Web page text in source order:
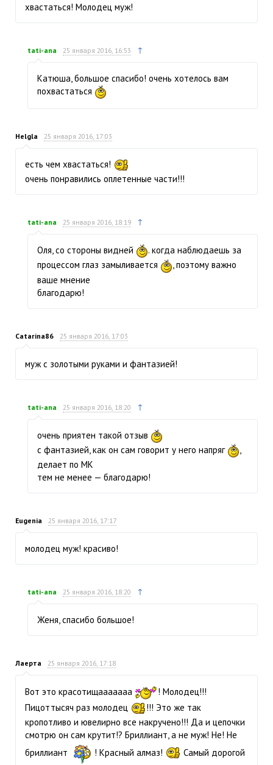
хвастаться! Молодец муж!
tati-ana 25 января 2016, 16:53 ↑
Катюша, большое спасибо! очень хотелось вам
похвастаться
Helgla 25 января 2016, 17:03
есть чем хвастаться!
очень понравились оплетенные части!!!
tati-ana 25 января 2016, 18:19 ↑
Оля, со стороны видней
. когда наблюдаешь за
процессом глаз замыливается
, поэтому важно
ваше мнение
благодарю!
Catarina86 25 января 2016, 17:03
муж с золотыми руками и фантазией!
tati-ana 25 января 2016, 18:20 ↑
очень приятен такой отзыв
с фантазией, как он сам говорит у него напряг
делает по МК
тем не менее — благодарю!
Eugenia 25 января 2016, 17:17
молодец муж! красиво!
tati-ana 25 января 2016, 18:20 ↑
Женя, спасибо большое!
Лаерта 25 января 2016, 17:18
Вот это красотищааааааа
! Молодец!!!
Пицоттысяч раз молодец
!!! Это же так
кропотливо и ювелирно все накручено!!! Да и цепочки
смотрю он сам крутит!? Бриллиант, а не муж! Не! Не
бриллиант
! Красный алмаз!
Самый дорогой